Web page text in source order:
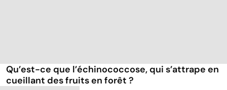
Qu’est-ce que l’échinococcose, qui s’attrape en
cueillant des fruits en forêt ?